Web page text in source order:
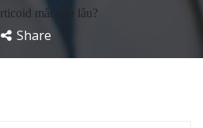
mất bao lâu?
Share